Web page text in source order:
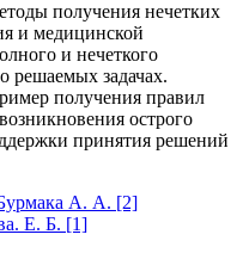
получения нечетких
и медицинской
и нечеткого
решаемых задачах.
получения правил
острого
принятия решений
А. А. [2]
Е. Б. [1]